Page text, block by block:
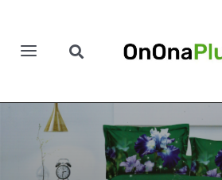
zawartości
Toggle
Pościele
Toggle